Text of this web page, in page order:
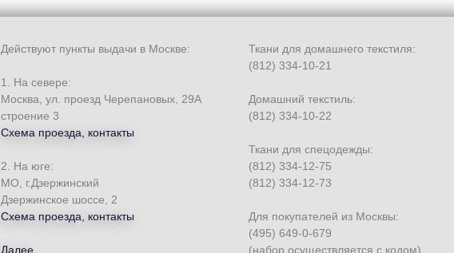
Действуют пункты выдачи в Москве:
1. На севере:
Москва, ул. проезд Черепановых, 29А
строение 3
Схема проезда, контакты
2. На юге:
МО, г.Дзержинский
Дзержинское шоссе, 2
Схема проезда, контакты
Далее
Ткани для домашнего текстиля:
(812) 334-10-21
Домашний текстиль:
(812) 334-10-22
Ткани для спецодежды:
(812) 334-12-75
(812) 334-12-73
Для покупателей из Москвы:
(495) 649-0-679
(набор осуществляется с кодом)